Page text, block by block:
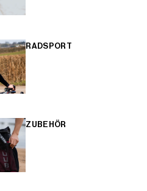
RADSPORT
ZUBEHÖR